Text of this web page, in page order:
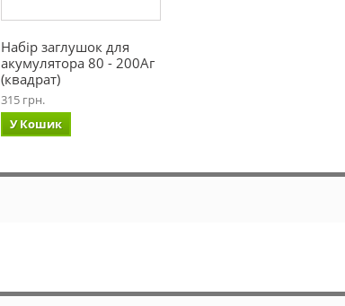
Набір заглушок для
акумулятора 80 - 200Аг
(квадрат)
315 грн.
У Кошик